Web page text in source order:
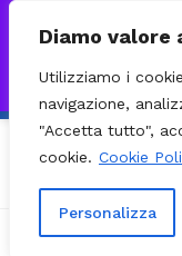
Diamo valore
Utilizziamo i
navigazione,
"Accetta tutto",
cookie. Cookie
Personalizza
VISITA IL NOSTRO
INVIATE CON